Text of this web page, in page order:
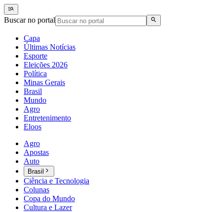
Buscar no portal
Capa
Últimas Notícias
Esporte
Eleições 2026
Política
Minas Gerais
Brasil
Mundo
Agro
Entretenimento
Eloos
Agro
Apostas
Auto
Brasil
Ciência e Tecnologia
Colunas
Copa do Mundo
Cultura e Lazer